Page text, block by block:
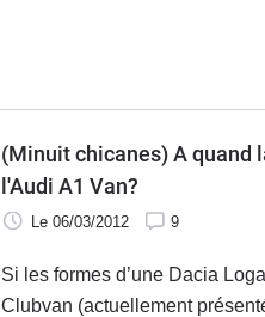
(Minuit chicanes) A quand
l'Audi A1 Van?
Le 06/03/2012 9
Si les formes d’une Dacia
Clubvan (actuellement